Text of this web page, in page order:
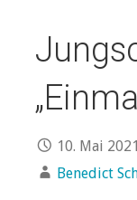
10. Mai 2021
Benedict